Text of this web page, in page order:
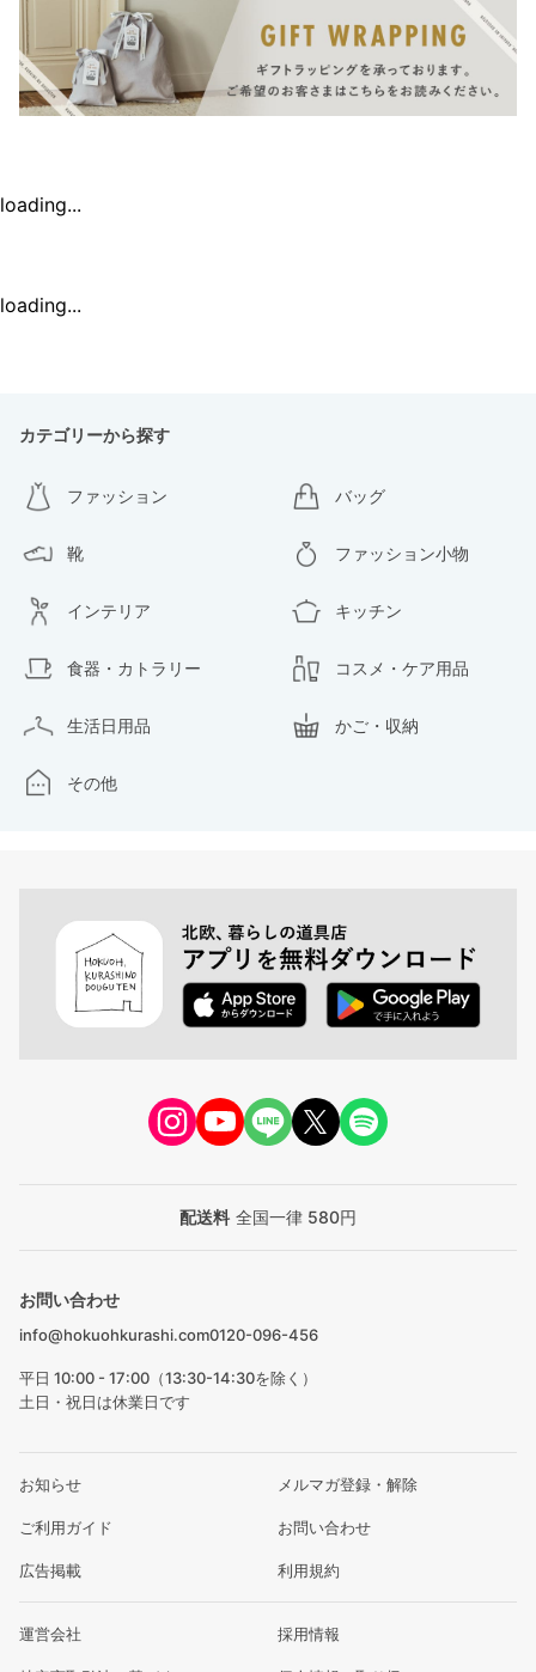
loading...
loading...
カテゴリーから探す
ファッション バッグ
靴 ファッション小物
インテリア キッチン
食器・カトラリー コスメ・ケア用品
生活日用品 かご・収納
その他
配送料 全国一律 580円
お問い合わせ
info@hokuohkurashi.com0120-096-456
平日 10:00 - 17:00（13:30-14:30を除く）
土日・祝日は休業日です
お知らせ メルマガ登録・解除
ご利用ガイド お問い合わせ
広告掲載 利用規約
運営会社 採用情報